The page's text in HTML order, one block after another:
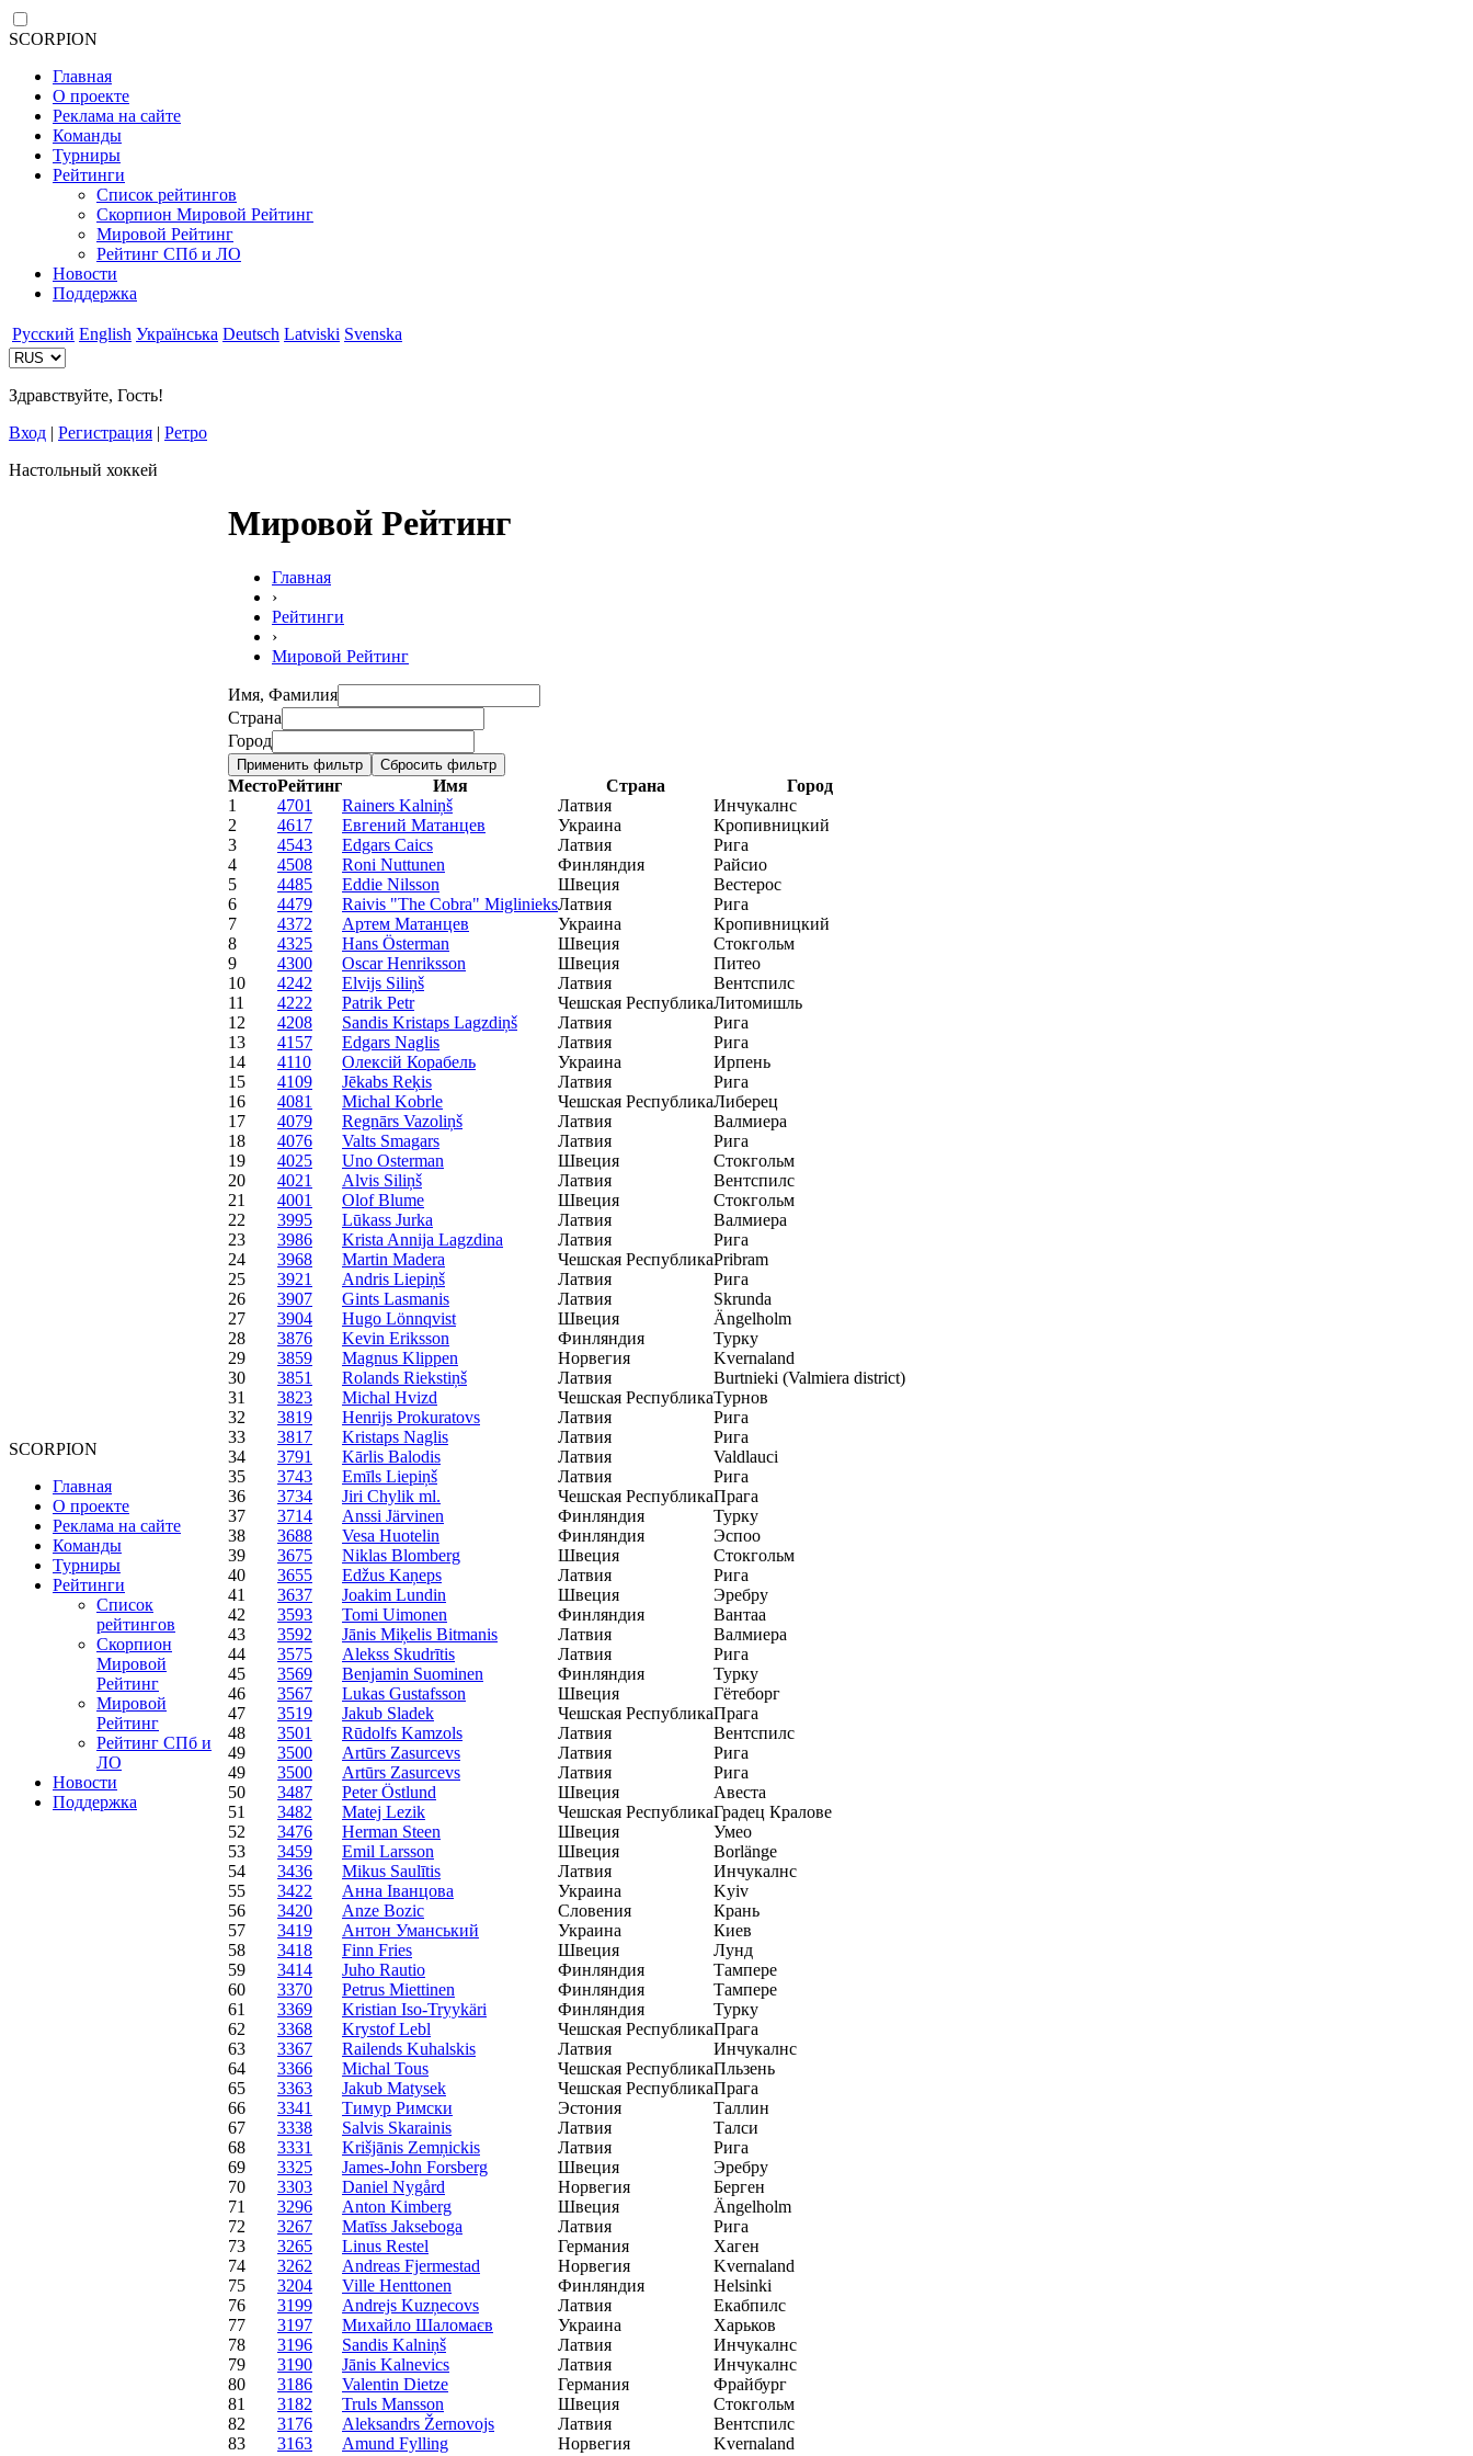
SCORPION
Главная
О проекте
Реклама на сайте
Команды
Турниры
Рейтинги
Список рейтингов
Скорпион Мировой Рейтинг
Мировой Рейтинг
Рейтинг СПб и ЛО
Новости
Поддержка
Русский English Українська Deutsch Latviski Svenska
Здравствуйте, Гость!
Вход | Регистрация | Ретро
Настольный хоккей
SCORPION
Главная
О проекте
Реклама на сайте
Команды
Турниры
Рейтинги
Список
рейтингов
Скорпион
Мировой
Рейтинг
Мировой
Рейтинг
Рейтинг СПб и
ЛО
Новости
Поддержка
Мировой Рейтинг
Главная
›
Рейтинги
›
Мировой Рейтинг
Имя, Фамилия
Страна
Город
МестоРейтинг Имя Страна
Город
1
4701 Rainers Kalniņš Латвия
Инчукалнс
2
4617 Евгений Матанцев Украина
Кропивницкий
3
4543 Edgars Caics Латвия
Рига
4
4508 Roni Nuttunen Финляндия
Райсио
5
4485 Eddie Nilsson Швеция
Вестерос
6
4479 Raivis "The Cobra" MiglinieksЛатвия
Рига
7
4372 Артем Матанцев Украина
Кропивницкий
8
4325 Hans Österman Швеция
Стокгольм
9
4300 Oscar Henriksson Швеция
Питео
10
4242 Elvijs Siliņš Латвия
Вентспилс
11
4222 Patrik Petr Чешская РеспубликаЛитомишль
12
4208 Sandis Kristaps Lagzdiņš Латвия
Рига
13
4157 Edgars Naglis Латвия
Рига
14
4110 Олексій Корабель Украина
Ирпень
15
4109 Jēkabs Reķis Латвия
Рига
16
4081 Michal Kobrle Чешская РеспубликаЛиберец
17
4079 Regnārs Vazoliņš Латвия
Валмиера
18
4076 Valts Smagars Латвия
Рига
19
4025 Uno Osterman Швеция
Стокгольм
20
4021 Alvis Siliņš Латвия
Вентспилс
21
4001 Olof Blume Швеция
Стокгольм
22
3995 Lūkass Jurka Латвия
Валмиера
23
3986 Krista Annija Lagzdina Латвия
Рига
24
3968 Martin Madera Чешская РеспубликаPribram
25
3921 Andris Liepiņš Латвия
Рига
26
3907 Gints Lasmanis Латвия
Skrunda
27
3904 Hugo Lönnqvist Швеция
Ängelholm
28
3876 Kevin Eriksson Финляндия
Турку
29
3859 Magnus Klippen Норвегия
Kvernaland
30
3851 Rolands Riekstiņš Латвия
Burtnieki (Valmiera district)
31
3823 Michal Hvizd Чешская РеспубликаТурнов
32
3819 Henrijs Prokuratovs Латвия
Рига
33
3817 Kristaps Naglis Латвия
Рига
34
3791 Kārlis Balodis Латвия
Valdlauci
35
3743 Emīls Liepiņš Латвия
Рига
36
3734 Jiri Chylik ml. Чешская РеспубликаПрага
37
3714 Anssi Järvinen Финляндия
Турку
38
3688 Vesa Huotelin Финляндия
Эспоо
39
3675 Niklas Blomberg Швеция
Стокгольм
40
3655 Edžus Kaņeps Латвия
Рига
41
3637 Joakim Lundin Швеция
Эребру
42
3593 Tomi Uimonen Финляндия
Вантаа
43
3592 Jānis Miķelis Bitmanis Латвия
Валмиера
44
3575 Alekss Skudrītis Латвия
Рига
45
3569 Benjamin Suominen Финляндия
Турку
46
3567 Lukas Gustafsson Швеция
Гётеборг
47
3519 Jakub Sladek Чешская РеспубликаПрага
48
3501 Rūdolfs Kamzols Латвия
Вентспилс
49
3500 Artūrs Zasurcevs Латвия
Рига
49
3500 Artūrs Zasurcevs Латвия
Рига
50
3487 Peter Östlund Швеция
Авеста
51
3482 Matej Lezik Чешская РеспубликаГрадец Кралове
52
3476 Herman Steen Швеция
Умео
53
3459 Emil Larsson Швеция
Borlänge
54
3436 Mikus Saulītis Латвия
Инчукалнс
55
3422 Анна Іванцова Украина
Kyiv
56
3420 Anze Bozic Словения
Крань
57
3419 Антон Уманський Украина
Киев
58
3418 Finn Fries Швеция
Лунд
59
3414 Juho Rautio Финляндия
Тампере
60
3370 Petrus Miettinen Финляндия
Тампере
61
3369 Kristian Iso-Tryykäri Финляндия
Турку
62
3368 Krystof Lebl Чешская РеспубликаПрага
63
3367 Railends Kuhalskis Латвия
Инчукалнс
64
3366 Michal Tous Чешская РеспубликаПльзень
65
3363 Jakub Matysek Чешская РеспубликаПрага
66
3341 Тимур Римски Эстония
Таллин
67
3338 Salvis Skarainis Латвия
Талси
68
3331 Krišjānis Zemņickis Латвия
Рига
69
3325 James-John Forsberg Швеция
Эребру
70
3303 Daniel Nygård Норвегия
Берген
71
3296 Anton Kimberg Швеция
Ängelholm
72
3267 Matīss Jakseboga Латвия
Рига
73
3265 Linus Restel Германия
Хаген
74
3262 Andreas Fjermestad Норвегия
Kvernaland
75
3204 Ville Henttonen Финляндия
Helsinki
76
3199 Andrejs Kuzņecovs Латвия
Екабпилс
77
3197 Михайло Шаломаєв Украина
Харьков
78
3196 Sandis Kalniņš Латвия
Инчукалнс
79
3190 Jānis Kalnevics Латвия
Инчукалнс
80
3186 Valentin Dietze Германия
Фрайбург
81
3182 Truls Mansson Швеция
Стокгольм
82
3176 Aleksandrs Žernovojs Латвия
Вентспилс
83
3163 Amund Fylling Норвегия
Kvernaland